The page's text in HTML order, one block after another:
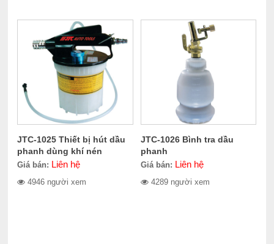
JTC-1025 Thiết bị hút dầu
phanh dùng khí nén
Giá bán: Liên hệ
4946 người xem
JTC-1026 Bình tra dầu
phanh
Giá bán: Liên hệ
4289 người xem